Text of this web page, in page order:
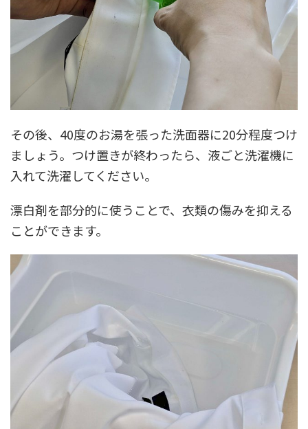
その後、40度のお湯を張った洗面器に20分程度つけ
ましょう。つけ置きが終わったら、液ごと洗濯機に
入れて洗濯してください。
漂白剤を部分的に使うことで、衣類の傷みを抑える
ことができます。